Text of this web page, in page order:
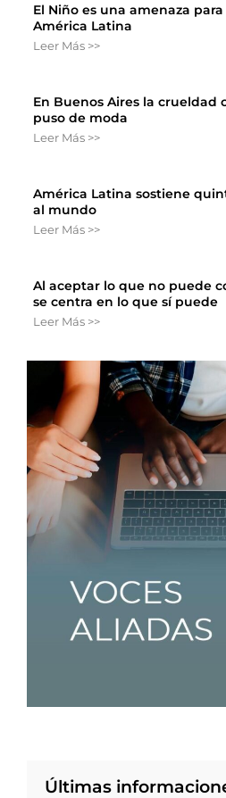
El Niño es una amenaza
América Latina
Leer Más >>
En Buenos Aires la crueldad
puso de moda
Leer Más >>
América Latina sostiene
al mundo
Leer Más >>
Al aceptar lo que no puede
se centra en lo que sí puede
Leer Más >>
Últimas